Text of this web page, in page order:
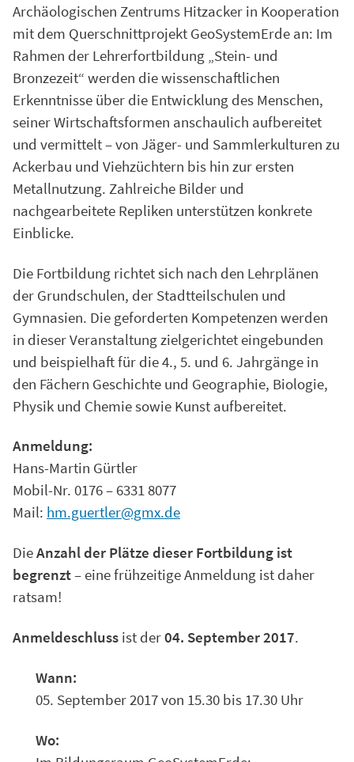
Archäologischen Zentrums Hitzacker in Kooperation
mit dem Querschnittprojekt GeoSystemErde an: Im
Rahmen der Lehrerfortbildung „Stein- und
Bronzezeit“ werden die wissenschaftlichen
Erkenntnisse über die Entwicklung des Menschen,
seiner Wirtschaftsformen anschaulich aufbereitet
und vermittelt – von Jäger- und Sammlerkulturen zu
Ackerbau und Viehzüchtern bis hin zur ersten
Metallnutzung. Zahlreiche Bilder und
nachgearbeitete Repliken unterstützen konkrete
Einblicke.
Die Fortbildung richtet sich nach den Lehrplänen
der Grundschulen, der Stadtteilschulen und
Gymnasien. Die geforderten Kompetenzen werden
in dieser Veranstaltung zielgerichtet eingebunden
und beispielhaft für die 4., 5. und 6. Jahrgänge in
den Fächern Geschichte und Geographie, Biologie,
Physik und Chemie sowie Kunst aufbereitet.
Anmeldung:
Hans-Martin Gürtler
Mobil-Nr. 0176 – 6331 8077
Mail: hm.guertler@gmx.de
DieAnzahl der Plätze dieser Fortbildung ist
begrenzt– eine frühzeitige Anmeldung ist daher
ratsam!
Anmeldeschluss ist der04. September 2017.
Wann:
05. September 2017 von 15.30 bis 17.30 Uhr
Wo: